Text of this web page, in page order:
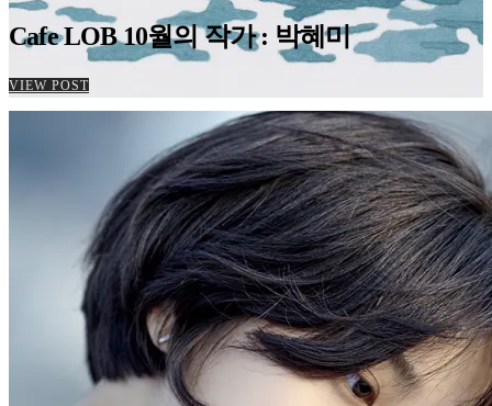
Cafe LOB 10월의 작가 : 박혜미
VIEW POST